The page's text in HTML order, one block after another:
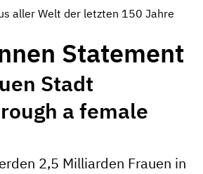
aller Welt der letzten 150 Jahre
Statement
Stadt
a female
2,5 Milliarden Frauen in